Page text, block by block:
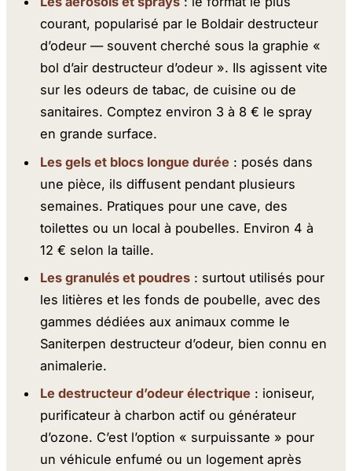
courant, popularisé par le Boldair destructeur
d’odeur — souvent cherché sous la graphie «
bol d’air destructeur d’odeur ». Ils agissent vite
sur les odeurs de tabac, de cuisine ou de
sanitaires. Comptez environ 3 à 8 € le spray
en grande surface.
Les gels et blocs longue durée : posés dans
une pièce, ils diffusent pendant plusieurs
semaines. Pratiques pour une cave, des
toilettes ou un local à poubelles. Environ 4 à
12 € selon la taille.
Les granulés et poudres : surtout utilisés pour
les litières et les fonds de poubelle, avec des
gammes dédiées aux animaux comme le
Saniterpen destructeur d’odeur, bien connu en
animalerie.
Le destructeur d’odeur électrique : ioniseur,
purificateur à charbon actif ou générateur
d’ozone. C’est l’option « surpuissante » pour
un véhicule enfumé ou un logement après